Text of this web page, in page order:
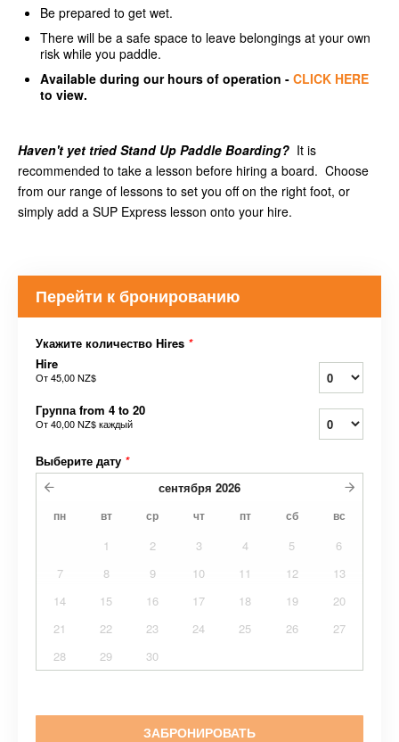
Be prepared to get wet.
There will be a safe space to leave belongings at your own
risk while you paddle.
Available during our hours of operation - CLICK HERE
to view.
Haven't yet tried Stand Up Paddle Boarding? It is
recommended to take a lesson before hiring a board. Choose
from our range of lessons to set you off on the right foot, or
simply add a SUP Express lesson onto your hire.
Перейти к бронированию
Укажите количество Hires *
Hire
От45,00 NZ$
Группа from 4 to 20
От40,00 NZ$каждый
Выберите дату *
сентября 2026
пн вт ср чт пт сб вс
1 2 3 4 5
6
7
8 9 10 11 12
13
14
15 16 17 18 19
20
21
22 23 24 25 26
27
28
29 30
ЗАБРОНИРОВАТЬ